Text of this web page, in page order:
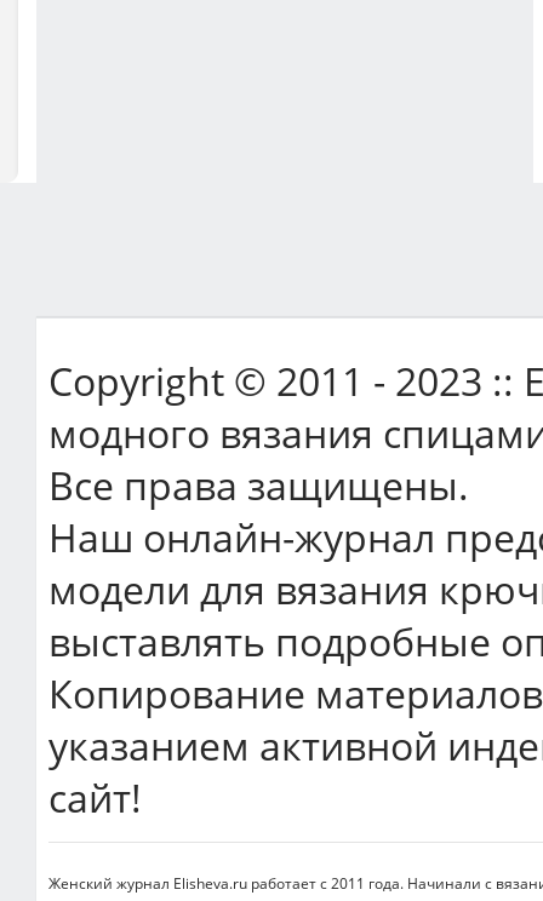
Copyright © 2011 - 2023 ::
модного вязания
Все права защищены.
Наш онлайн-журнал
модели для вязания
выставлять подробные
Копирование
указанием активной
сайт!
Женский журнал Elisheva.ru работает с 2011 года. Начинали с